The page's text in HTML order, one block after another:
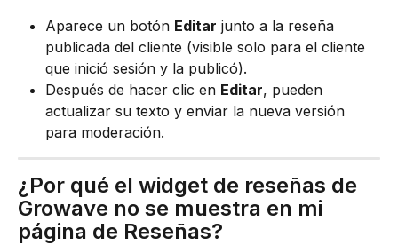
Aparece un botón Editar junto a la reseña
publicada del cliente (visible solo para el cliente
que inició sesión y la publicó).
Después de hacer clic en Editar, pueden
actualizar su texto y enviar la nueva versión
para moderación.
¿Por qué el widget de reseñas de
Growave no se muestra en mi
página de Reseñas?